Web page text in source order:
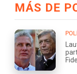
MÁS DE